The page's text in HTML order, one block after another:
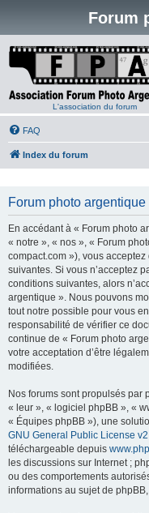
Forum
L'association du forum
FAQ
Index du forum
Forum photo
En accédant à « Forum photo
« notre », « nos », « Forum
compact.com »), vous
suivantes. Si vous n’acceptez
conditions suivantes, alors
argentique ». Nous pouvons
tout notre possible pour vous
responsabilité de vérifier ce
continue de « Forum photo
votre acceptation d’être
modifiées.
Nos forums sont propulsés par
« leur », « logiciel phpBB », «
« Équipes phpBB »), une
GNU General Public License v2
téléchargeable depuis
les discussions sur Internet ;
ou des comportements
informations au sujet de